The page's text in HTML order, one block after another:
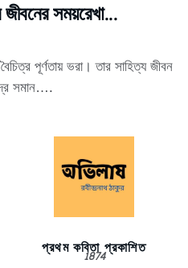
জীবনের সময়রেখা...
পূর্ণতায় ভরা। তার সাহিত্য জীবন
সমান….
প্রথম কবিতা প্রকাশিত
1874